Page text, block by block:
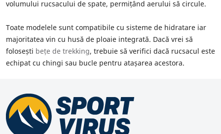
volumului rucsacului de spate, permițând aerului să circule.
Toate modelele sunt compatibile cu sisteme de hidratare iar
majoritatea vin cu husă de ploaie integrată. Dacă vrei să
folosești bețe de trekking, trebuie să verifici dacă rucsacul este
echipat cu chingi sau bucle pentru atașarea acestora.